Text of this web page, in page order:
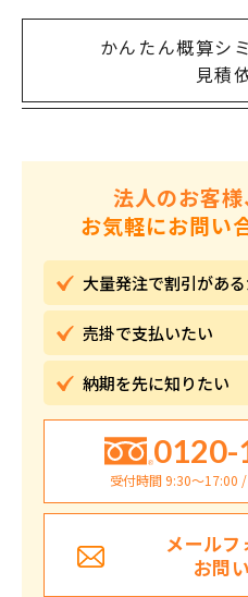
かんたん概算シ
見積
法人のお客
お気軽にお問い
大量発注で割引があ
売掛で支払いたい
納期を先に知りたい
0120-
受付時間 9:30〜17:00
メールフ
お問